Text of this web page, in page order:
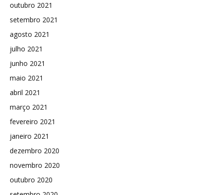
outubro 2021
setembro 2021
agosto 2021
julho 2021
junho 2021
maio 2021
abril 2021
março 2021
fevereiro 2021
janeiro 2021
dezembro 2020
novembro 2020
outubro 2020